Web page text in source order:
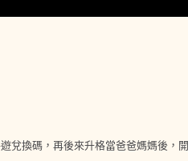
換碼，再後來升格當爸爸媽媽後，